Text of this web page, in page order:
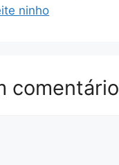
ninho
comentário